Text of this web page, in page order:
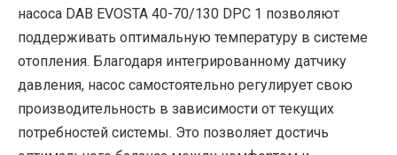
насоса DAB EVOSTA 40-70/130 DPC 1 позволяют
поддерживать оптимальную температуру в системе
отопления. Благодаря интегрированному датчику
давления, насос самостоятельно регулирует свою
производительность в зависимости от текущих
потребностей системы. Это позволяет достичь